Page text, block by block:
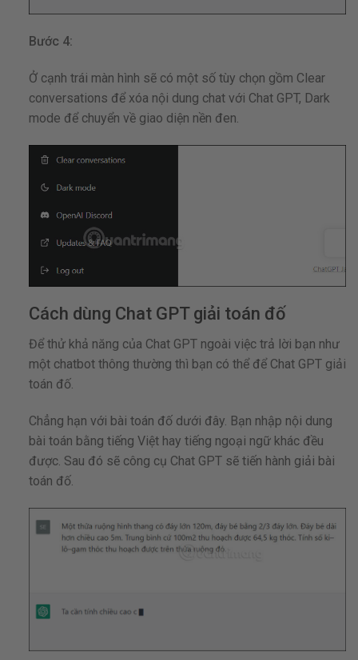
Bước 4:
Ở cạnh trái màn hình sẽ có một số tùy chọn gồm Clear
conversations để xóa nội dung chat với Chat GPT, Dark
mode để chuyển về giao diện nền đen.
Cách dùng Chat GPT giải toán đố
Để thử khả năng của Chat GPT ngoài việc trả lời bạn như
một chatbot thông thường thì bạn có thể để Chat GPT giải
toán đố.
Chẳng hạn với bài toán đố dưới đây. Bạn nhập nội dung
bài toán bằng tiếng Việt hay tiếng ngoại ngữ khác đều
được. Sau đó sẽ công cụ Chat GPT sẽ tiến hành giải bài
toán đố.